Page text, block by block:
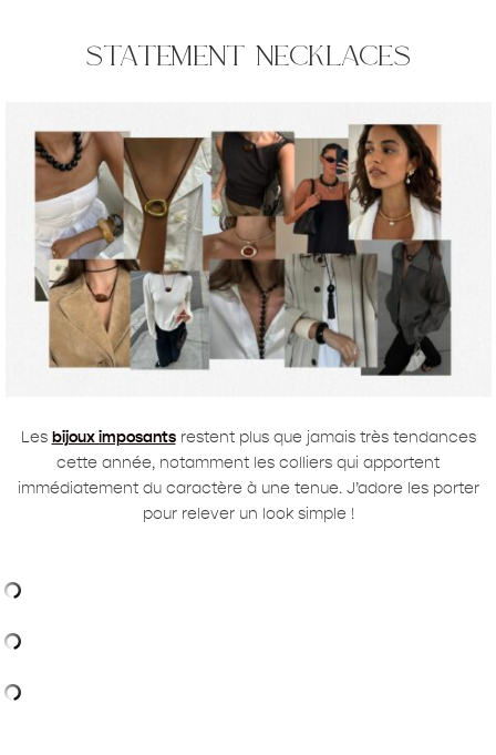
statement necklaces
Les bijoux imposantsrestent plus que jamais très tendances
cette année, notamment les colliers qui apportent
immédiatement du caractère à une tenue. J’adore les porter
pour relever un look simple !